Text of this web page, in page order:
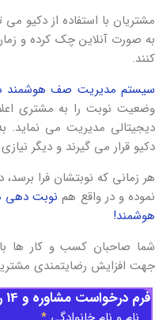
مشتریان با استفاده از دکیو
به صورت آنلاین چک کرده و
کنند.
سیستم مدیریت صف هوشمند
وضعیت نوبت را به مشتری
دیجیتالی مدیریت می نماید.
دکیو قرار می گیرند و دیگر
هر زمانی که نوبتشان فرا
نموده و در واقع هم نوبت دهی
هوشمند!
شما صاحبان کسب و کار ها با
جهت افزایش رضایتمندی
فرم درخواست مشاوره و 14 روز دمو رایگان